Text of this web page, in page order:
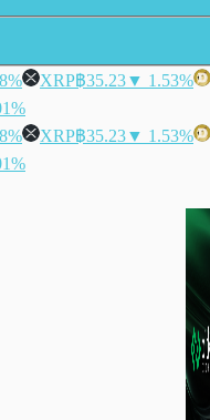
XRP฿35.23▼ 1.53%
XRP฿35.23▼ 1.53%